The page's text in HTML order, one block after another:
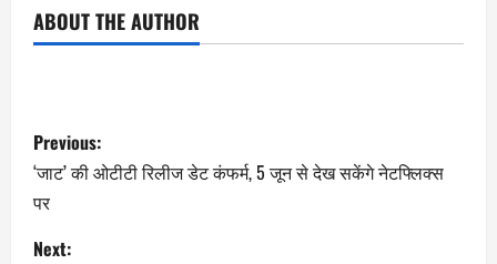
ABOUT THE AUTHOR
Previous:
‘जाट’ की ओटीटी रिलीज डेट कंफर्म, 5 जून से देख सकेंगे नेटफ्लिक्स
पर
Next: